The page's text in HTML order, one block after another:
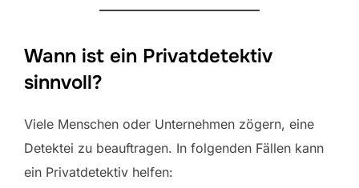
Wann ist ein Privatdetektiv
sinnvoll?
Viele Menschen oder Unternehmen zögern, eine
Detektei zu beauftragen. In folgenden Fällen kann
ein Privatdetektiv helfen: